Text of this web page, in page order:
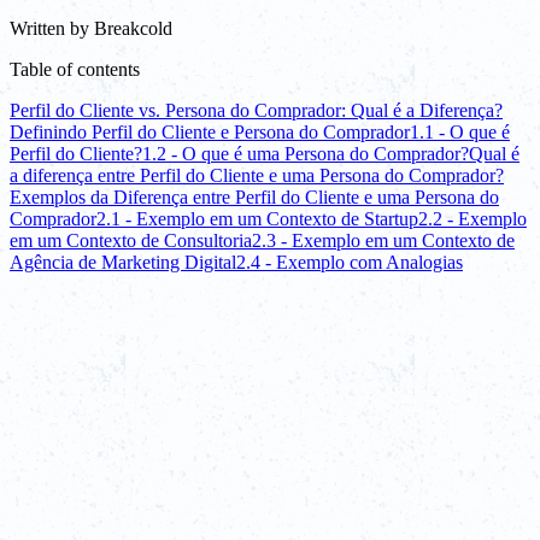
Written by Breakcold
Table of contents
Perfil do Cliente vs. Persona do Comprador: Qual é a Diferença?
Definindo Perfil do Cliente e Persona do Comprador1.1 - O que é
Perfil do Cliente?1.2 - O que é uma Persona do Comprador?Qual é
a diferença entre Perfil do Cliente e uma Persona do Comprador?
Exemplos da Diferença entre Perfil do Cliente e uma Persona do
Comprador2.1 - Exemplo em um Contexto de Startup2.2 - Exemplo
em um Contexto de Consultoria2.3 - Exemplo em um Contexto de
Agência de Marketing Digital2.4 - Exemplo com Analogias